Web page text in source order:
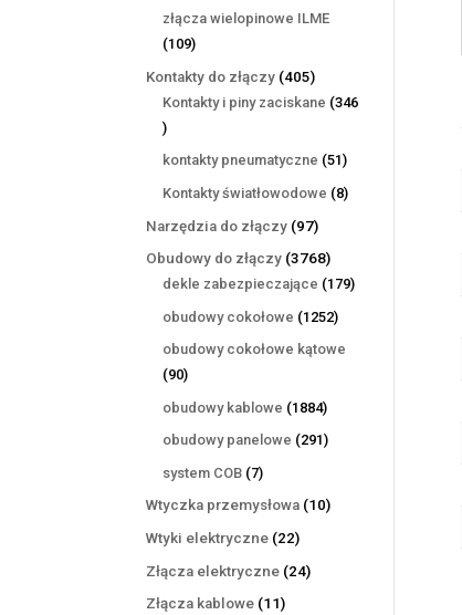
produktów
złącza wielopinowe ILME
109109
produktów
Kontakty do złączy 405405
produktów
Kontakty i piny zaciskane 346
346
produktów
kontakty pneumatyczne 5151
produktów
Kontakty światłowodowe 88
Narzędzia do złączy 9797
produktów
Obudowy do złączy 37683768
produktów
dekle zabezpieczające 179179
obudowy cokołowe 12521252
obudowy cokołowe kątowe
9090
produktów
obudowy kablowe 18841884
produkty
obudowy panelowe 291291
system COB 77
produktów
Wtyczka przemysłowa 1010
Wtyki elektryczne 2222
produkty
Złącza elektryczne 2424
Złącza kablowe 1111